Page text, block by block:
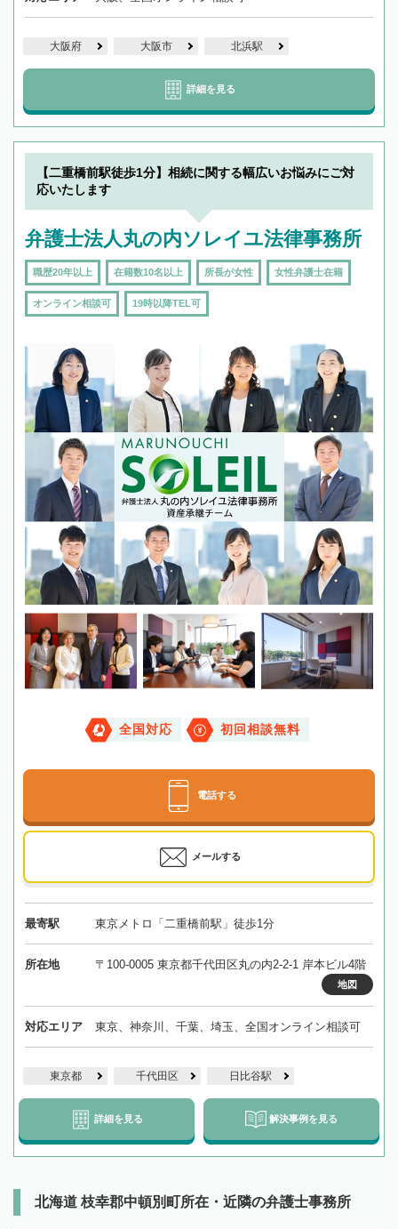
大阪府 大阪市 北浜駅
詳細を見る
【二重橋前駅徒歩1分】相続に関する幅広いお悩みにご対
応いたします
弁護士法人丸の内ソレイユ法律事務所
職歴20年以上 在籍数10名以上 所長が女性 女性弁護士在籍
オンライン相談可 19時以降TEL可
全国対応 初回相談無料
電話する
メールする
最寄駅 東京メトロ「二重橋前駅」徒歩1分
所在地 〒100-0005 東京都千代田区丸の内2-2-1 岸本ビル4階
地図
対応エリア 東京、神奈川、千葉、埼玉、全国オンライン相談可
東京都 千代田区 日比谷駅
詳細を見る 解決事例を見る
北海道 枝幸郡中頓別町所在・近隣の弁護士事務所